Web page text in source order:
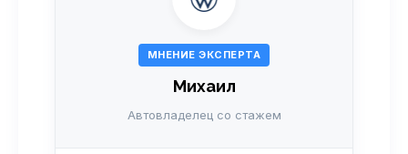
МНЕНИЕ ЭКСПЕРТА
Михаил
Автовладелец со стажем